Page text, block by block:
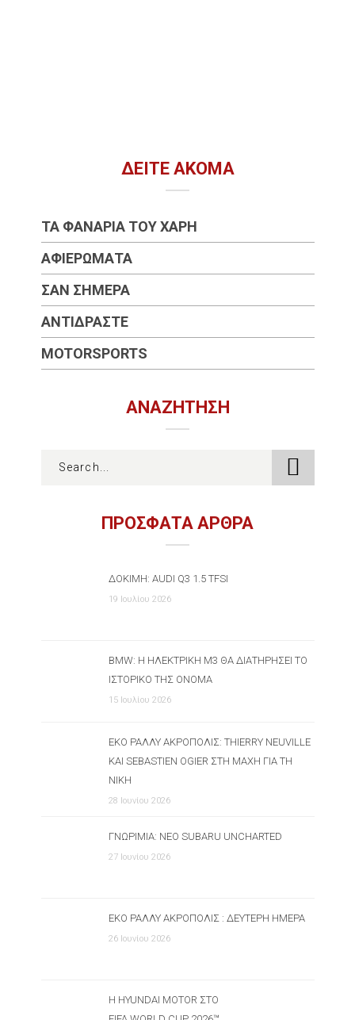
ΔΕΊΤΕ ΑΚΌΜΑ
ΤΑ ΦΑΝΆΡΙΑ ΤΟΥ ΧΆΡΗ
ΑΦΙΕΡΏΜΑΤΑ
ΣΑΝ ΣΉΜΕΡΑ
ΑΝΤΙΔΡΆΣΤΕ
MOTORSPORTS
ΑΝΑΖΉΤΗΣΗ
ΠΡΟΣΦΑΤΑ ΑΡΘΡΑ
ΔΟΚΙΜΉ: AUDI Q3 1.5 TFSI
19 Ιουλίου 2026
BMW: Η ΗΛΕΚΤΡΙΚΉ M3 ΘΑ ΔΙΑΤΗΡΉΣΕΙ ΤΟ
ΙΣΤΟΡΙΚΌ ΤΗΣ ΌΝΟΜΑ
15 Ιουλίου 2026
ΕΚΟ ΡΆΛΛΥ ΑΚΡΌΠΟΛΙΣ: THIERRY NEUVILLE
ΚΑΙ SEBASTIEN OGIER ΣΤΗ ΜΆΧΗ ΓΙΑ ΤΗ
ΝΊΚΗ
28 Ιουνίου 2026
ΓΝΩΡΙΜΊΑ: ΝΈΟ SUBARU UNCHARTED
27 Ιουνίου 2026
ΕΚΟ ΡΆΛΛΥ ΑΚΡΌΠΟΛΙΣ : ΔΕΎΤΕΡΗ ΗΜΈΡΑ
26 Ιουνίου 2026
Η HYUNDAI MOTOR ΣΤΟ